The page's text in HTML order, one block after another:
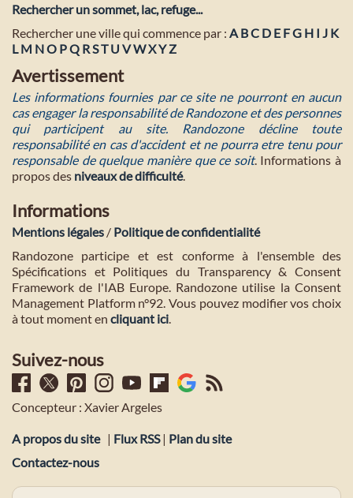
Rechercher un sommet, lac, refuge...
Rechercher une ville qui commence par : A BC D E FG H I J K
L M NO PQ R ST U VWXY Z
Avertissement
Les informations fournies par ce site ne pourront en aucun
cas engager la responsabilité de Randozone et des personnes
qui participent au site. Randozone décline toute
responsabilité en cas d'accident et ne pourra etre tenu pour
responsable de quelque manière que ce soit. Informations à
propos des niveaux de difficulté.
Informations
Mentions légales / Politique de confidentialité
Randozone participe et est conforme à l'ensemble des
Spécifications et Politiques du Transparency & Consent
Framework de l'IAB Europe. Randozone utilise la Consent
Management Platform n°92. Vous pouvez modifier vos choix
à tout moment en cliquant ici
Suivez-nous
Concepteur : Xavier Argeles
A propos du site | Flux RSS| Plan du site
Contactez-nous